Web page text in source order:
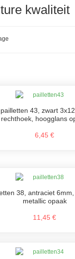
kwaliteit
pailletten 43, zwart
rechthoek, hoogglans
6,45 €
38, antraciet 6mm,
metallic opaak
11,45 €